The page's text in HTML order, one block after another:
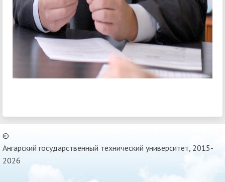
©
Ангарский государственный технический университет, 2015-
2026